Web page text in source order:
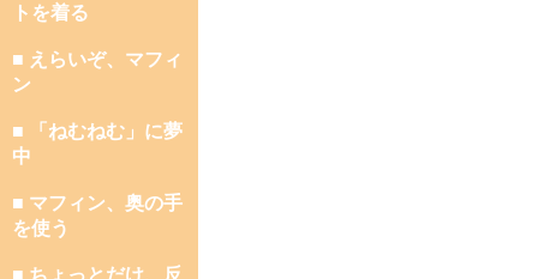
トを着る
■ えらいぞ、マフィ
ン
■ 「ねむねむ」に夢
中
■ マフィン、奥の手
を使う
■ ちょっとだけ、反